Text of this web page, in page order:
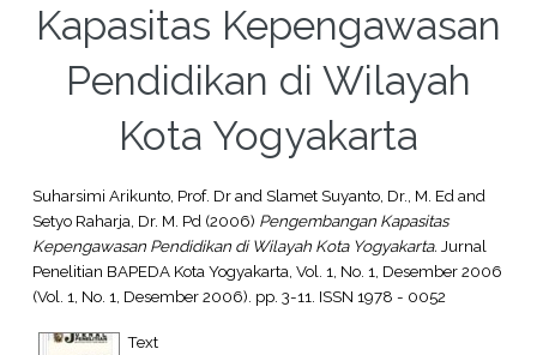
Kapasitas Kepengawasan
Pendidikan di Wilayah
Kota Yogyakarta
Suharsimi Arikunto, Prof. DrandSlamet Suyanto, Dr., M. Edand
Setyo Raharja, Dr. M. Pd(2006) Pengembangan Kapasitas
Kepengawasan Pendidikan di Wilayah Kota Yogyakarta. Jurnal
Penelitian BAPEDA Kota Yogyakarta, Vol. 1, No. 1, Desember 2006
(Vol. 1, No. 1, Desember 2006). pp. 3-11. ISSN 1978 - 0052
Text